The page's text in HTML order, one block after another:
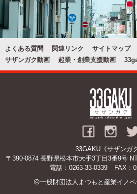
よくある質問 関連リンク サイトマップ
サザンガク動画
起業・創業支援動画
33GAKU《サザンガク
〒390-0874 長野県松本市大手3丁目3番9号
電話： 0263-33-0339
FAX：
一般財団法人まつもと産業イノ